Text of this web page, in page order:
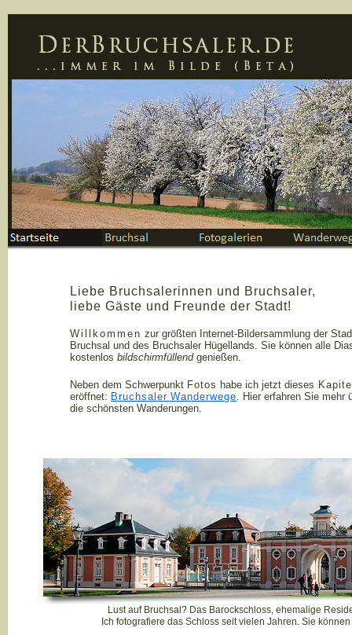
Liebe Bruchsalerinnen und Bruchsaler,
liebe Gäste und Freunde der Stadt!
Willkommen zur größten Internet-Bildersammlung der
Bruchsal und des Bruchsaler Hügellands. Sie können alle
kostenlos bildschirmfüllendgenießen.
Neben dem Schwerpunkt Fotos habe ich jetzt dieses
eröffnet: Bruchsaler Wanderwege. Hier erfahren Sie mehr
die schönsten Wanderungen.
Lust auf Bruchsal? Das Barockschloss, ehemalige
Ich fotografiere das Schloss seit vielen Jahren. Sie